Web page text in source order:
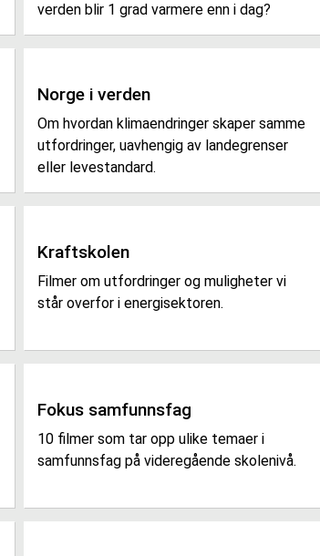
verden blir 1 grad varmere enn i dag?
Norge i verden
Om hvordan klimaendringer skaper samme
utfordringer, uavhengig av landegrenser
eller levestandard.
Kraftskolen
Filmer om utfordringer og muligheter vi
står overfor i energisektoren.
Fokus samfunnsfag
10 filmer som tar opp ulike temaer i
samfunnsfag på videregående skolenivå.